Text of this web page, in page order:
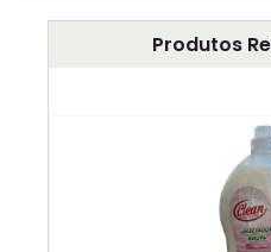
Produtos